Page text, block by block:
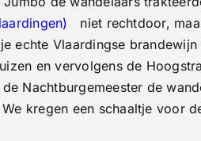
niet rechtdoor,
echte Vlaardingse
en vervolgens de
Nachtburgemeester de
kregen een schaaltje voor